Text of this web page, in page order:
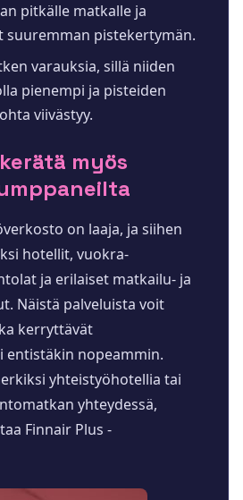
pitkälle matkalle ja
suuremman pistekertymän.
varauksia, sillä niiden
pienempi ja pisteiden
viivästyy.
myös
on laaja, ja siihen
hotellit, vuokra-
ja erilaiset matkailu- ja
Näistä palveluista voit
kerryttävät
entistäkin nopeammin.
yhteistyöhotellia tai
yhteydessä,
Finnair Plus -